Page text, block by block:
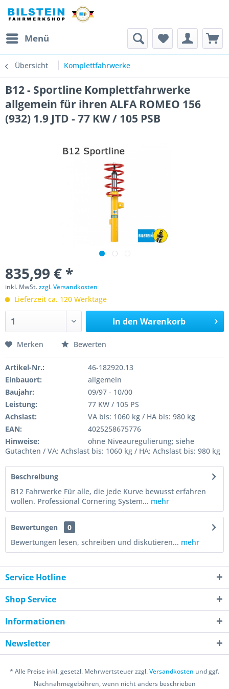
Menü
Übersicht Komplettfahrwerke
B12 - Sportline Komplettfahrwerke
allgemein für ihren ALFA ROMEO 156
(932) 1.9 JTD - 77 KW / 105 PSB
835,99 € *
inkl. MwSt.zzgl. Versandkosten
Lieferzeit ca. 120 Werktage
In den Warenkorb
Merken Bewerten
Artikel-Nr.:
46-182920.13
Einbauort:
allgemein
Baujahr:
09/97 - 10/00
Leistung:
77 KW / 105 PS
Achslast:
VA bis: 1060 kg / HA bis: 980 kg
EAN:
4025258675776
Hinweise:
ohne Niveauregulierung; siehe
Gutachten / VA: Achslast bis: 1060 kg / HA: Achslast bis: 980 kg
Beschreibung
B12 Fahrwerke Für alle, die jede Kurve bewusst erfahren
wollen. Professional Cornering System... mehr
Bewertungen
0
Bewertungen lesen, schreiben und diskutieren... mehr
Service Hotline
Shop Service
Informationen
Newsletter
* Alle Preise inkl. gesetzl. Mehrwertsteuer zzgl.Versandkosten und ggf.
Nachnahmegebühren, wenn nicht anders beschrieben